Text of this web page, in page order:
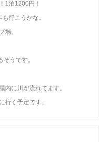
1泊1200円！
行こうかな。
場。
うです。
内に川が流れてます。
行く予定です。